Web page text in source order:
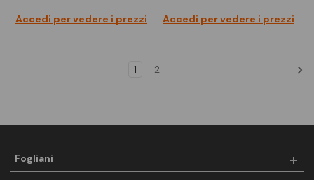
Accedi per vedere i prezzi Accedi per vedere i prezzi
1 2
Fogliani